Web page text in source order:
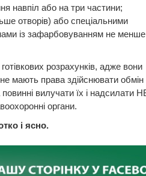
навпіл або на три частини;
отворів) або спеціальними
із зафарбовуванням не
розрахунків, адже вони
мають права здійснювати обмін
вилучати їх і надсилати
органи.
і ясно.